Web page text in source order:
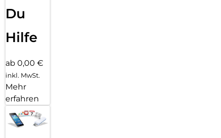
Du
Hilfe
ab 0,00 €
inkl. MwSt.
Mehr
erfahren